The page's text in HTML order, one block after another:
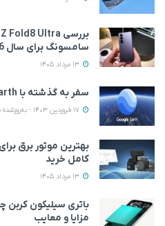
سامسونگ برای سال 2026
سفر به گذشته با Google Earth
بهترین موتور برق
کامل خرید
باتری سیلیکون
مزایا و معایب